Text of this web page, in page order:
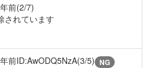
前(2/7)
されています
前ID:AwODQ5NzA(3/5) NG